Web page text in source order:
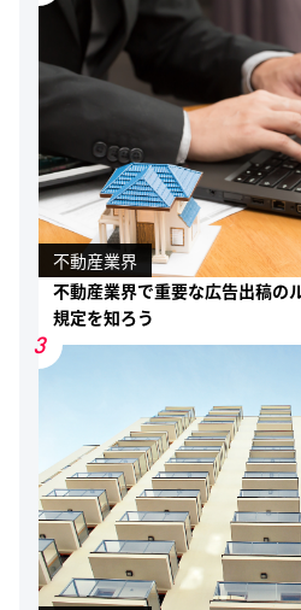
不動産業界
不動産業界で重要な広告出稿の
規定を知ろう
3